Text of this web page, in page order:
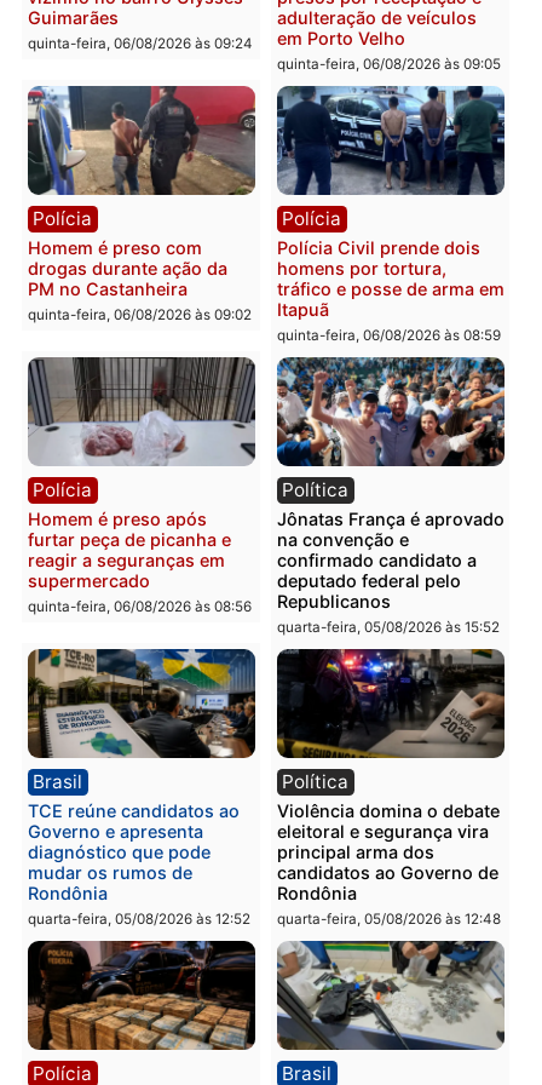
Leste
quinta-feira, 06/08/2026 às 09:28
em RO
quinta-feira, 06/08/2026 às
Polícia
Homem é esfaqueado no
tórax durante briga com
vizinho no bairro Ulysses
Guimarães
Polícia
Três suspeitos ligados a
facção criminosa são
presos por receptação e
adulteração de veículos
em Porto Velho
quinta-feira, 06/08/2026 às
Polícia
Homem é preso com
drogas durante ação da
PM no Castanheira
quinta-feira, 06/08/2026 às 09:02
Polícia
Polícia Civil prende dois
homens por tortura,
tráfico e posse de arma
Itapuã
quinta-feira, 06/08/2026 às
Polícia
Homem é preso após
furtar peça de picanha e
reagir a seguranças em
supermercado
quinta-feira, 06/08/2026 às 08:56
Política
Jônatas França é
na convenção e
confirmado candidato a
deputado federal pelo
Republicanos
quarta-feira, 05/08/2026 às